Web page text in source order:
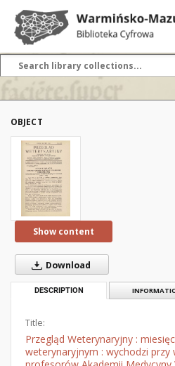
OBJECT
Show content
Download
DESCRIPTION
Title:
Przegląd Weterynaryjny :
weterynaryjnym : wychodzi przy